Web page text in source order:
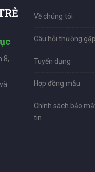
8,
Về chúng tôi
Câu hỏi thường gặp
Tuyển dụng
Hợp đồng mẫu
Chính sách bảo
tin